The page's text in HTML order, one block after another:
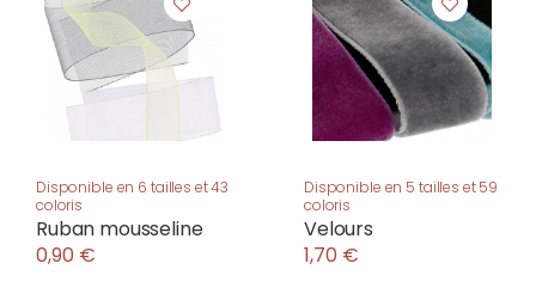
Disponible en 6 tailles et 43
coloris
Ruban mousseline
0,90 €
Disponible en 5 tailles et 59
coloris
Velours
1,70 €